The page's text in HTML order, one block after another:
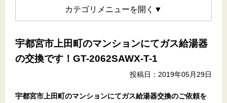
カテゴリメニュー
宇都宮市上田町のマンションにてガス給湯器
の交換です！GT-2062SAWX-T-1
投稿日：2019年05月29日
宇都宮市上田町のマンションにてガス給湯器交換のご依頼を